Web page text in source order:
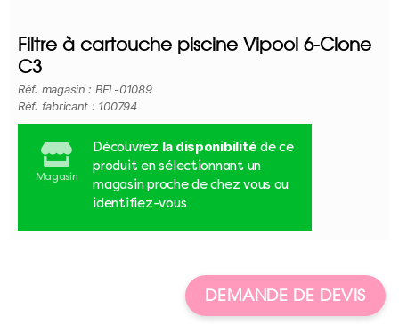
Filtre à cartouche piscine Vipool 6-Clone
C3
Réf. magasin : BEL-01089
Réf. fabricant : 100794
Magasin
Découvrez la disponibilité de ce
produit en sélectionnant un
magasin proche de chez vous ou
identifiez-vous
DEMANDE DE DEVIS